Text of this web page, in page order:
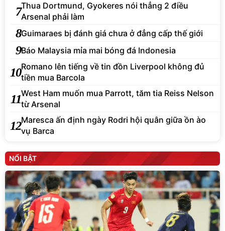
7Thua Dortmund, Gyokeres nói thẳng 2 điều
Arsenal phải làm
8Guimaraes bị đánh giá chưa ở đẳng cấp thế giới
9Báo Malaysia mỉa mai bóng đá Indonesia
10Romano lên tiếng về tin đồn Liverpool không đủ
tiền mua Barcola
11West Ham muốn mua Parrott, tăm tia Reiss Nelson
từ Arsenal
12Maresca ấn định ngày Rodri hội quân giữa ồn ào
vụ Barca
NỔI BẬT